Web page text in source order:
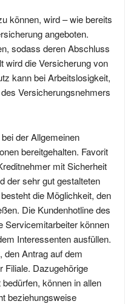
können, wird – wie bereits
angeboten.
sodass deren Abschluss
wird die Versicherung von
kann bei Arbeitslosigkeit,
Versicherungsnehmers
der Allgemeinen
bereitgehalten. Favorit
mit Sicherheit
der sehr gut gestalteten
die Möglichkeit, den
Die Kundenhotline des
Servicemitarbeiter können
Interessenten ausfüllen.
den Antrag auf dem
Filiale. Dazugehörige
können in allen
beziehungsweise